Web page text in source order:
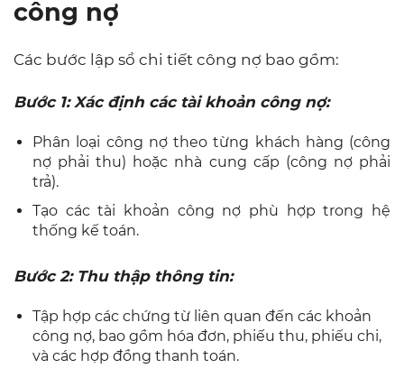
công nợ
Các bước lập sổ chi tiết công nợ bao gồm:
Bước 1: Xác định các tài khoản công nợ:
Phân loại công nợ theo từng khách hàng (công
nợ phải thu) hoặc nhà cung cấp (công nợ phải
trả).
Tạo các tài khoản công nợ phù hợp trong hệ
thống kế toán.
Bước 2: Thu thập thông tin:
Tập hợp các chứng từ liên quan đến các khoản
công nợ, bao gồm hóa đơn, phiếu thu, phiếu chi,
và các hợp đồng thanh toán.